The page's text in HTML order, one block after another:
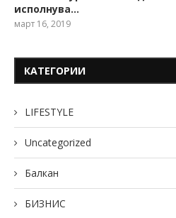
исполнува…
март 16, 2019
КАТЕГОРИИ
LIFESTYLE
Uncategorized
Балкан
БИЗНИС